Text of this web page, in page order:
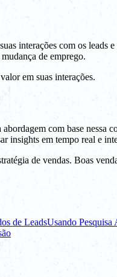
interações com os leads
de emprego.
em suas interações.
com base nessa
insights em tempo real e
de vendas. Boas
de LeadsUsando Pesquisa